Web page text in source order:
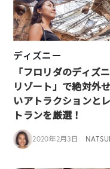
ディズニー
「フロリダのディズ
リゾート」で絶対外
いアトラクションと
トランを厳選！
2020年2月3日